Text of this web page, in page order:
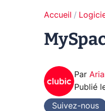
Accueil
Par
Publié
Suivez-nous